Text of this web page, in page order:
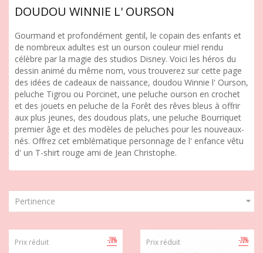
DOUDOU WINNIE L' OURSON
Gourmand et profondément gentil, le copain des enfants et
de nombreux adultes est un ourson couleur miel rendu
célèbre par la magie des studios Disney. Voici les héros du
dessin animé du même nom, vous trouverez sur cette page
des idées de cadeaux de naissance, doudou Winnie l' Ourson,
peluche Tigrou ou Porcinet, une peluche ourson en crochet
et des jouets en peluche de la Forêt des rêves bleus à offrir
aux plus jeunes, des doudous plats, une peluche Bourriquet
premier âge et des modèles de peluches pour les nouveaux-
nés. Offrez cet emblématique personnage de l' enfance vêtu
d' un T-shirt rouge ami de Jean Christophe.
Pertinence 
-20%
Prix réduit -20%
Prix réduit